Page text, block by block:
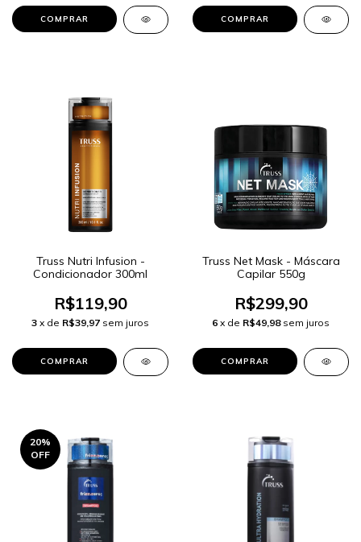
Truss Nutri Infusion -
Condicionador 300ml
R$119,90
3 x de R$39,97 sem juros
Truss Net Mask - Máscara
Capilar 550g
R$299,90
6 x de R$49,98 sem juros
20%
OFF